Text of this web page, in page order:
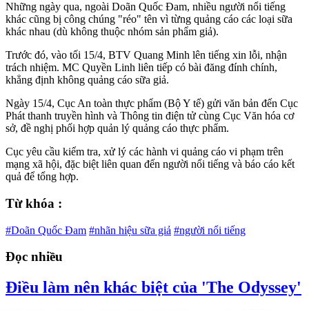
Những ngày qua, ngoài Doãn Quốc Đam, nhiều người nổi tiếng
khác cũng bị công chúng "réo" tên vì từng quảng cáo các loại sữa
khác nhau (dù không thuộc nhóm sản phẩm giả).
Trước đó, vào tối 15/4, BTV Quang Minh lên tiếng xin lỗi, nhận
trách nhiệm. MC Quyền Linh liên tiếp có bài đăng đính chính,
khẳng định không quảng cáo sữa giả.
Ngày 15/4, Cục An toàn thực phẩm (Bộ Y tế) gửi văn bản đến Cục
Phát thanh truyền hình và Thông tin điện tử cùng Cục Văn hóa cơ
sở, đề nghị phối hợp quản lý quảng cáo thực phẩm.
Cục yêu cầu kiểm tra, xử lý các hành vi quảng cáo vi phạm trên
mạng xã hội, đặc biệt liên quan đến người nổi tiếng và báo cáo kết
quả để tổng hợp.
Từ khóa :
#Doãn Quốc Đam #nhãn hiệu sữa giả #người nổi tiếng
Đọc nhiều
Điều làm nên khác biệt của 'The Odyssey'